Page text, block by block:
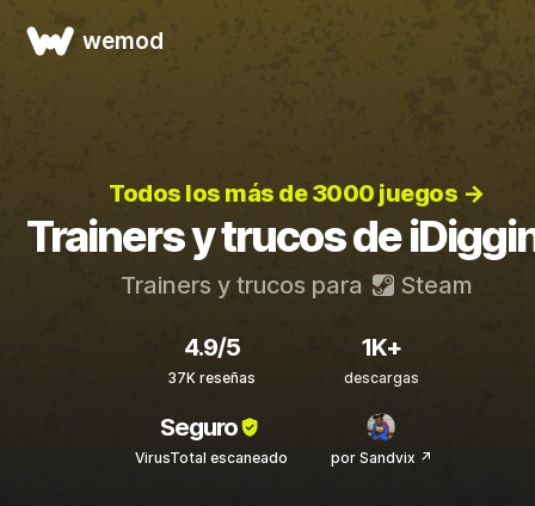
wemod
Todos los más de 3000 juegos →
Trainers y trucos de
Trainers y trucos para Steam
4.9/5
37K reseñas
1K+
descargas
Seguro
VirusTotal escaneado por Sandvix ↗